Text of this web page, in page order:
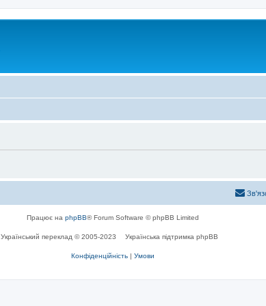
Працює на phpBB® Forum Software © phpBB Limited
Український переклад © 2005-2023 Українська підтримка phpBB
Конфіденційність | Умови